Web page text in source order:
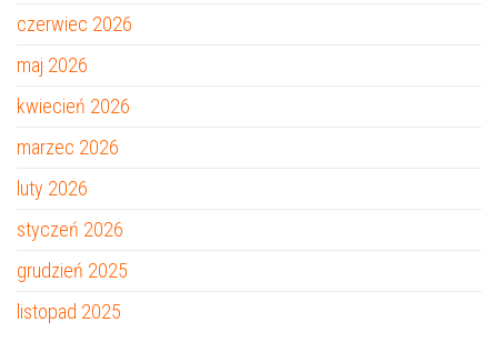
czerwiec 2026
maj 2026
kwiecień 2026
marzec 2026
luty 2026
styczeń 2026
grudzień 2025
listopad 2025